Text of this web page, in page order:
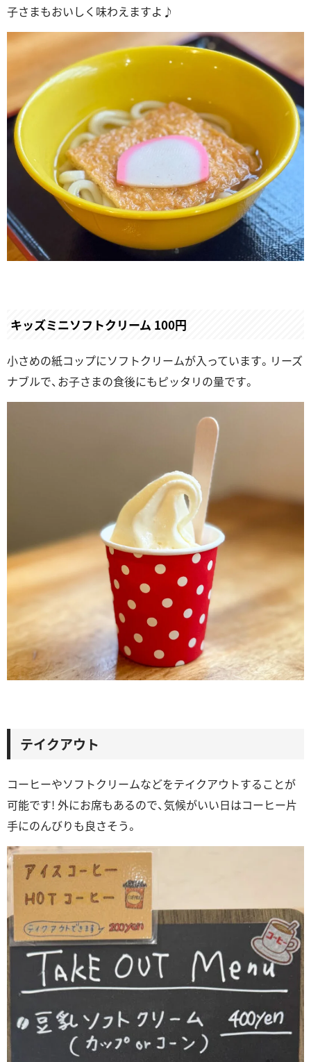
子さまもおいしく味わえますよ♪
キッズミニソフトクリーム 100円
小さめの紙コップにソフトクリームが入っています。リーズ
ナブルで、お子さまの食後にもピッタリの量です。
テイクアウト
コーヒーやソフトクリームなどをテイクアウトすることが
可能です! 外にお席もあるので、気候がいい日はコーヒー片
手にのんびりも良さそう。